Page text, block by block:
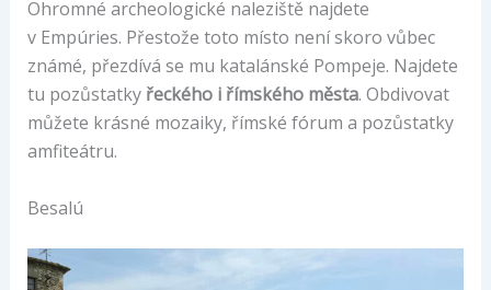
Ohromné archeologické naleziště najdete
v Empúries. Přestože toto místo není skoro vůbec
známé, přezdívá se mu katalánské Pompeje. Najdete
tu pozůstatky řeckého i římského města. Obdivovat
můžete krásné mozaiky, římské fórum a pozůstatky
amfiteátru.
Besalú